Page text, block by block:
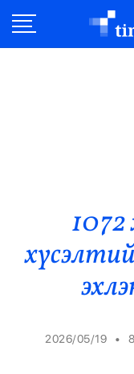
Эдийн
Эрүүл
Орон
Спорт
1072
2026/05/19 •